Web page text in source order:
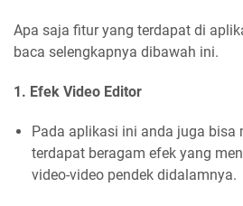
Apa saja fitur yang terdapat di
baca selengkapnya dibawah ini.
1. Efek Video Editor
Pada aplikasi ini anda juga bisa
terdapat beragam efek yang
video-video pendek didalamnya.